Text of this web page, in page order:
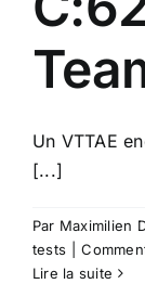
Un VTTAE
[...]
Par Maximilien
tests
Lire la suite